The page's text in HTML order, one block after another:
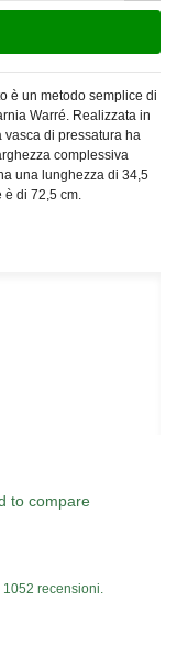
è un metodo semplice di
Warré. Realizzata in
di pressatura ha
complessiva
una lunghezza di 34,5
di 72,5 cm.
to compare
1052 recensioni.